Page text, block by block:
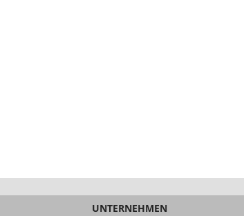
UNTERNEHMEN